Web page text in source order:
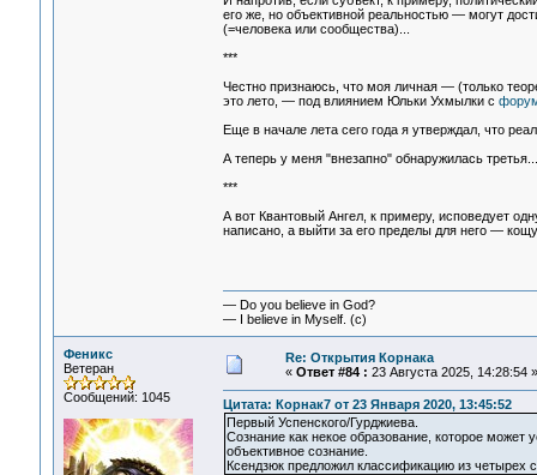
его же, но объективной реальностью — могут
(=человека или сообщества)...
***
Честно признаюсь, что моя личная — (только
это лето, — под влиянием Юльки Ухмылки с
Еще в начале лета сего года я утверждал, что
А теперь у меня "внезапно" обнаружилась
***
А вот Квантовый Ангел, к примеру, исповедует
написано, а выйти за его пределы для него —
— Do you believe in God?
— I believe in Myself. (c)
Феникс
Ветеран
Сообщений: 1045
Re: Открытия Корнака
« Ответ #84 : 23 Августа 2025, 14:28:54 »
Цитата: Корнак7 от 23 Января 2020, 13:45:52
Первый Успенского/Гурджиева.
Сознание как некое образование, которое
объективное сознание.
Ксендзюк предложил классификацию из четырех